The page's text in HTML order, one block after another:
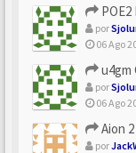
POE2
por
06 Ago
u4gm
por
06 Ago
Aion 2
por